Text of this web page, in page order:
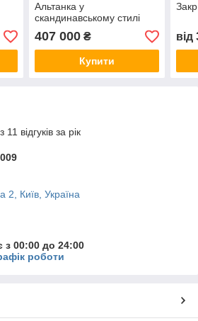
Альтанка у
скандинавському стилі
407 000₴
Купити
від
відгуків за рік
2, Київ, Україна
з 00:00 до 24:00
роботи